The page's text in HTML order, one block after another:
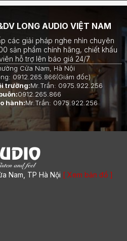
LONG AUDIO VIỆT NAM
các giải pháp nghe nhìn chuyên
sản phẩm chính hãng, chiết khấu
hỗ trợ lên báo giá 24/7
Cửa Nam, Hà Nội
0912.265.866(Giám đốc)
trường:Mr.Trần: 0975.922.256
0912.265.866
hành:Mr.Trần: 0975.922.256
Nam, TP Hà Nội [ Xem bản đồ ]